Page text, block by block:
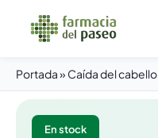
Portada» Caída del cabello
En stock